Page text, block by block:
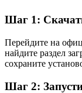
Шаг 1:
Перейдите на
найдите раздел
сохраните
Шаг 2: